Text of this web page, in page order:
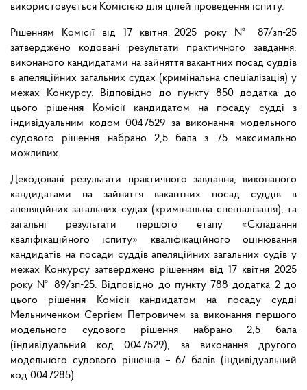
використовується Комісією для цілей проведення іспиту.
Рішенням Комісії від 17 квітня 2025 року № 87/зп-25
затверджено кодовані результати практичного завдання,
виконаного кандидатами на зайняття вакантних посад суддів
в апеляційних загальних судах (кримінальна спеціалізація) у
межах Конкурсу. Відповідно до пункту 850 додатка до
цього рішення Комісії кандидатом на посаду судді з
індивідуальним кодом 0047529 за виконання модельного
судового рішення набрано 2,5 бала з 75 максимально
можливих.
Декодовані результати практичного завдання, виконаного
кандидатами на зайняття вакантних посад суддів в
апеляційних загальних судах (кримінальна спеціалізація), та
загальні результати першого етапу «Складання
кваліфікаційного іспиту» кваліфікаційного оцінювання
кандидатів на посади суддів апеляційних загальних судів у
межах Конкурсу затверджено рішенням від 17 квітня 2025
року № 89/зп-25. Відповідно до пункту 788 додатка 2 до
цього рішення Комісії кандидатом на посаду судді
Мельниченком Сергієм Петровичем за виконання першого
модельного судового рішення набрано 2,5 бала
(індивідуальний код 0047529), за виконання другого
модельного судового рішення – 67 балів (індивідуальний
код 0047285).